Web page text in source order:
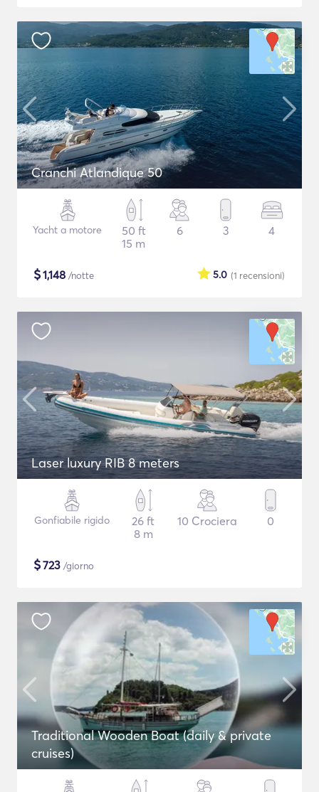
Cranchi Atlandique 50
Yacht a motore
50 ft
15 m
6 3 4
$1,148 /notte (1 recensioni)
5.0
Laser luxury RIB 8 meters
Gonfiabile rigido
26 ft
8 m
10 Crociera 0
$723 /giorno
Traditional Wooden Boat (daily & private
cruises)